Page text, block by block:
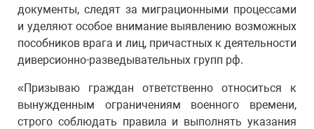
документы, следят за миграционными процессами
и уделяют особое внимание выявлению возможных
пособников врага и лиц, причастных к деятельности
диверсионно-разведывательных групп рф.
«Призываю граждан ответственно относиться к
вынужденным ограничениям военного времени,
строго соблюдать правила и выполнять указания